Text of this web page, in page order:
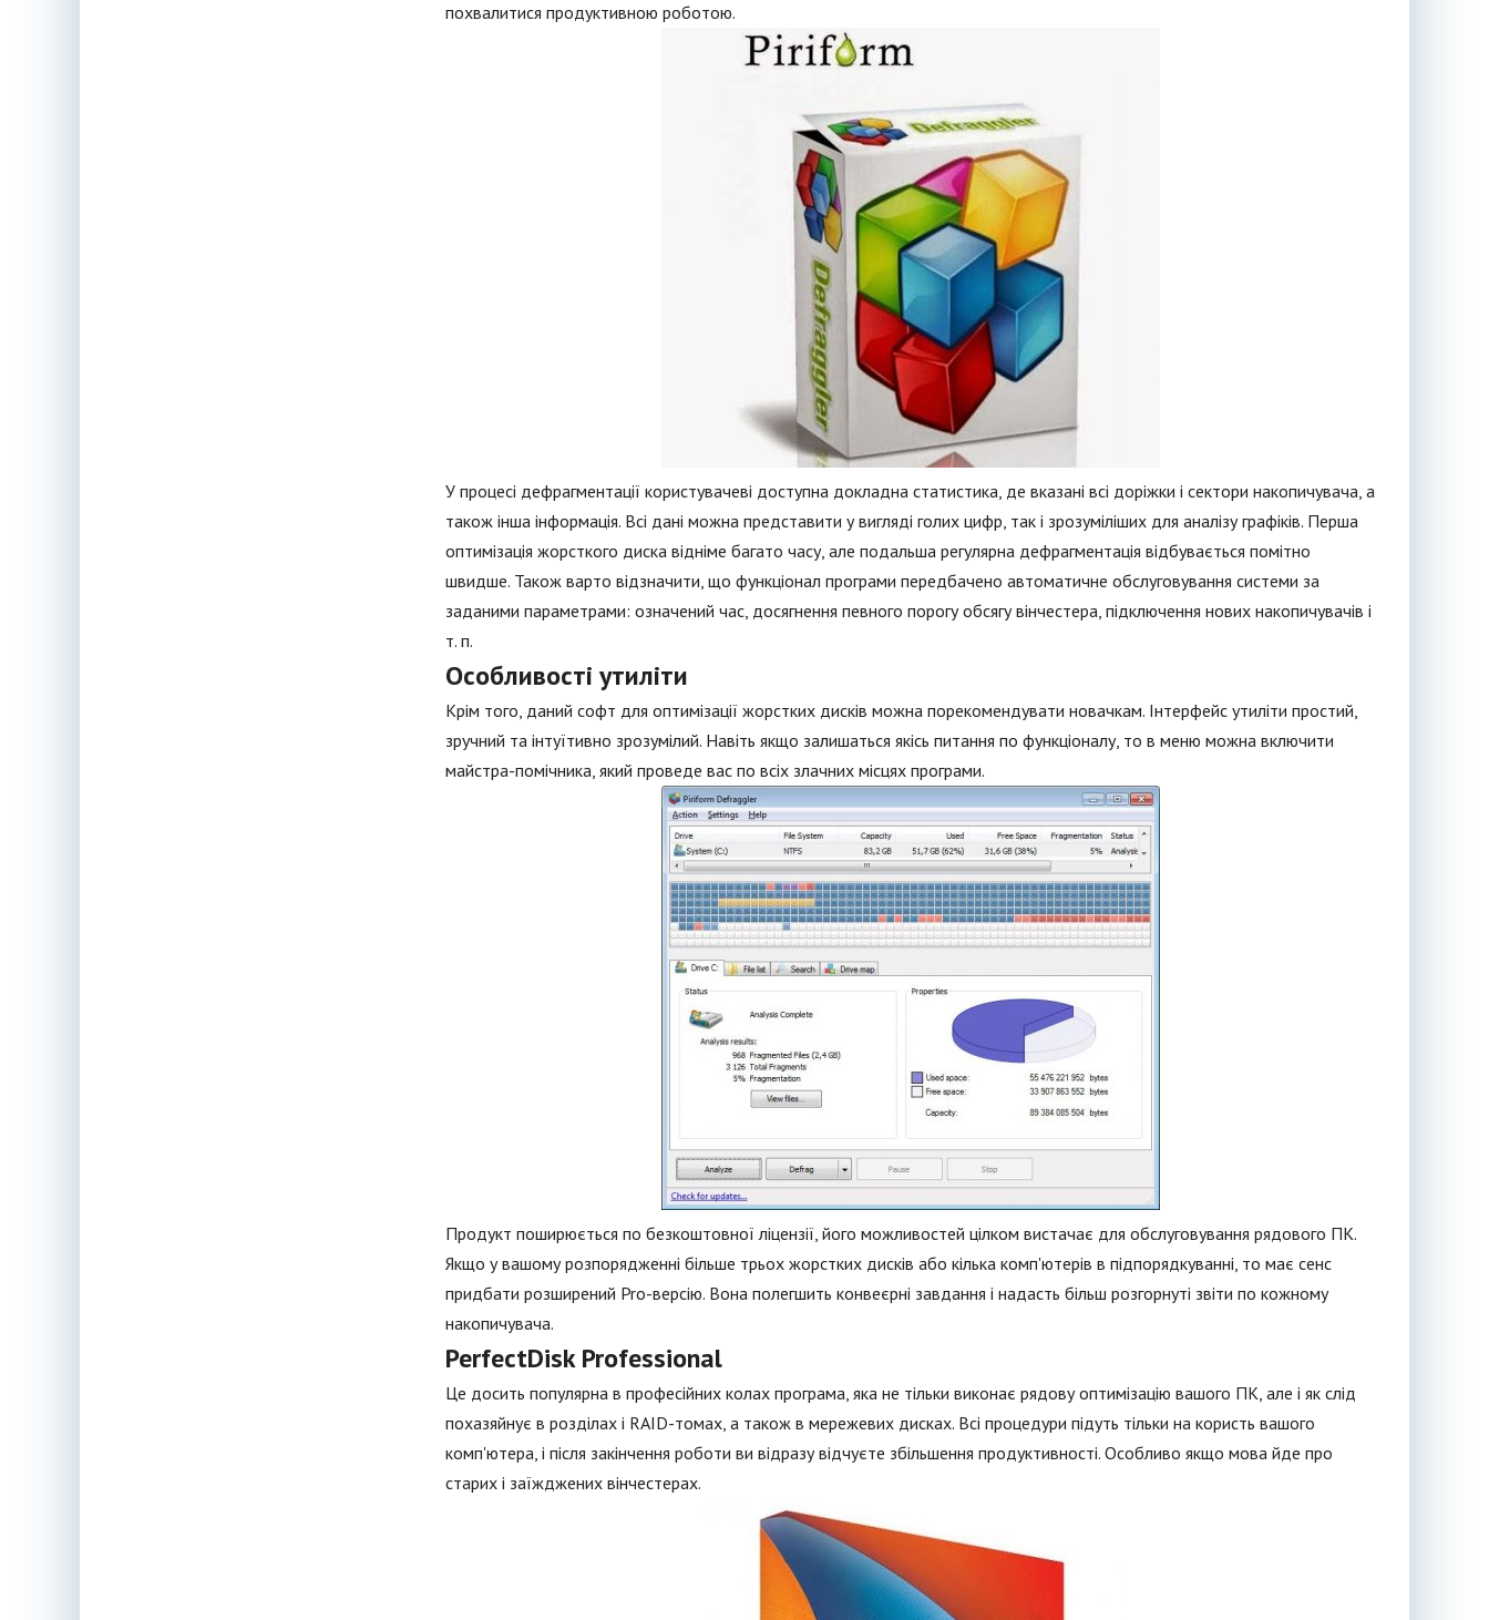
похвалитися продуктивною роботою.
У процесі дефрагментації користувачеві доступна докладна статистика, де вказані всі доріжки і сектори накопичувача, а
також інша інформація. Всі дані можна представити у вигляді голих цифр, так і зрозуміліших для аналізу графіків. Перша
оптимізація жорсткого диска відніме багато часу, але подальша регулярна дефрагментація відбувається помітно
швидше. Також варто відзначити, що функціонал програми передбачено автоматичне обслуговування системи за
заданими параметрами: означений час, досягнення певного порогу обсягу вінчестера, підключення нових накопичувачів і
т. п.
Особливості утиліти
Крім того, даний софт для оптимізації жорстких дисків можна порекомендувати новачкам. Інтерфейс утиліти простий,
зручний та інтуїтивно зрозумілий. Навіть якщо залишаться якісь питання по функціоналу, то в меню можна включити
майстра-помічника, який проведе вас по всіх злачних місцях програми.
Продукт поширюється по безкоштовної ліцензії, його можливостей цілком вистачає для обслуговування рядового ПК.
Якщо у вашому розпорядженні більше трьох жорстких дисків або кілька комп'ютерів в підпорядкуванні, то має сенс
придбати розширений Pro-версію. Вона полегшить конвеєрні завдання і надасть більш розгорнуті звіти по кожному
накопичувача.
PerfectDisk Professional
Це досить популярна в професійних колах програма, яка не тільки виконає рядову оптимізацію вашого ПК, але і як слід
похазяйнує в розділах і RAID-томах, а також в мережевих дисках. Всі процедури підуть тільки на користь вашого
комп'ютера, і після закінчення роботи ви відразу відчуєте збільшення продуктивності. Особливо якщо мова йде про
старих і заїжджених вінчестерах.